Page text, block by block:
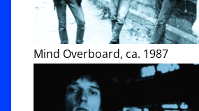
Mind Overboard, ca. 1987